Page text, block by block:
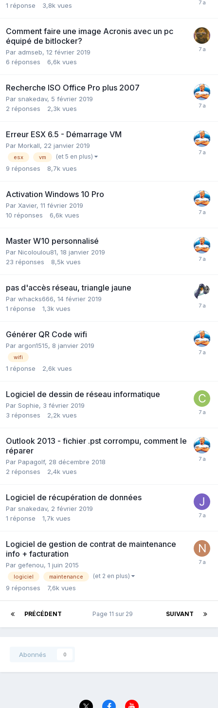
1 réponse 3,8k vues
Comment faire une image Acronis avec un pc
équipé de bitlocker?
Par admseb, 12 février 2019
6 réponses 6,6k vues
Recherche ISO Office Pro plus 2007
Par snakedav, 5 février 2019
2 réponses 2,3k vues
Erreur ESX 6.5 - Démarrage VM
Par Morkall, 22 janvier 2019
esx vm (et 5 en plus)
9 réponses 8,7k vues
Activation Windows 10 Pro
Par Xavier, 11 février 2019
10 réponses 6,6k vues
Master W10 personnalisé
Par Nicoloulou81, 18 janvier 2019
23 réponses 8,5k vues
pas d'accès réseau, triangle jaune
Par whacks666, 14 février 2019
1 réponse 1,3k vues
Générer QR Code wifi
Par argon1515, 8 janvier 2019
wifi
1 réponse 2,6k vues
Logiciel de dessin de réseau informatique
Par Sophie, 3 février 2019
3 réponses 2,2k vues
Outlook 2013 - fichier .pst corrompu, comment le
réparer
Par Papagolf, 28 décembre 2018
2 réponses 2,4k vues
Logiciel de récupération de données
Par snakedav, 2 février 2019
1 réponse 1,7k vues
Logiciel de gestion de contrat de maintenance
info + facturation
Par gefenou, 1 juin 2015
logiciel maintenance (et 2 en plus)
9 réponses 7,6k vues
PRÉCÉDENT SUIVANT
Page 11 sur 29
Abonnés 0